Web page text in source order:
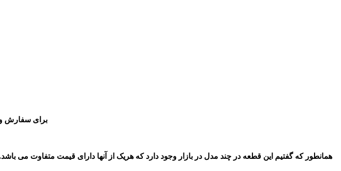
برای سفارش و
همانطور که گفتیم این قطعه در چند مدل در بازار وجود دارد که هریک از آنها دارای قیمت متفاوت می